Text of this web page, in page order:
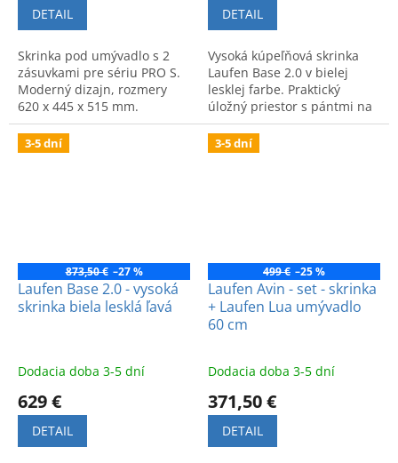
DETAIL
Skrinka pod umývadlo s 2
zásuvkami pre sériu PRO S.
Moderný dizajn, rozmery
620 x 445 x 515 mm.
Praktický úložný priestor a
vysoká kvalita pre vašu
kúpeľňu.
DETAIL
Vysoká kúpeľňová skrinka
Laufen Base 2.0 v bielej
lesklej farbe. Praktický
úložný priestor s pántmi na
pravej strane a nadčasovým
dizajnom.
3-5 dní
873,50 € –27 %
Laufen Base 2.0 - vysoká
skrinka biela lesklá ľavá
Dodacia doba 3-5 dní
629 €
DETAIL
3-5 dní
499 € –25 %
Laufen Avin - set - skrinka
+ Laufen Lua umývadlo
60 cm
Dodacia doba 3-5 dní
371,50 €
DETAIL